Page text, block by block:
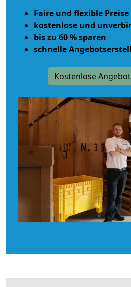
Faire und flexible Preise
kostenlose und
bis zu 60 % sparen
schnelle
Kostenlose